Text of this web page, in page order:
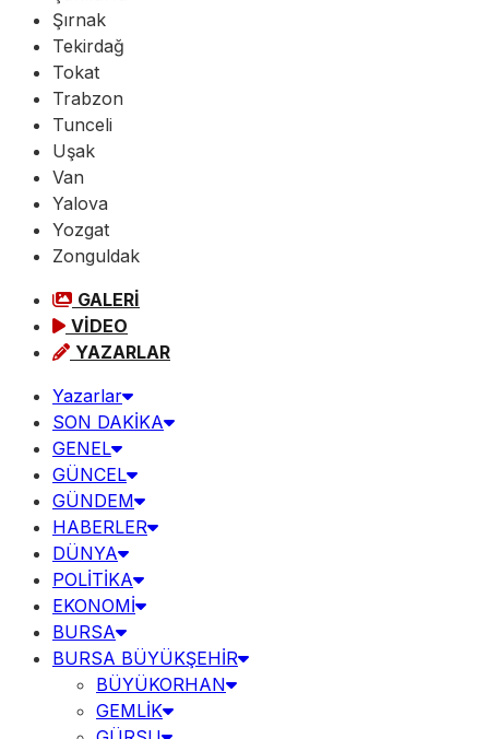
Şırnak
Tekirdağ
Tokat
Trabzon
Tunceli
Uşak
Van
Yalova
Yozgat
Zonguldak
GALERİ
VİDEO
YAZARLAR
Yazarlar
SON DAKİKA
GENEL
GÜNCEL
GÜNDEM
HABERLER
DÜNYA
POLİTİKA
EKONOMİ
BURSA
BURSA BÜYÜKŞEHİR
BÜYÜKORHAN
GEMLİK